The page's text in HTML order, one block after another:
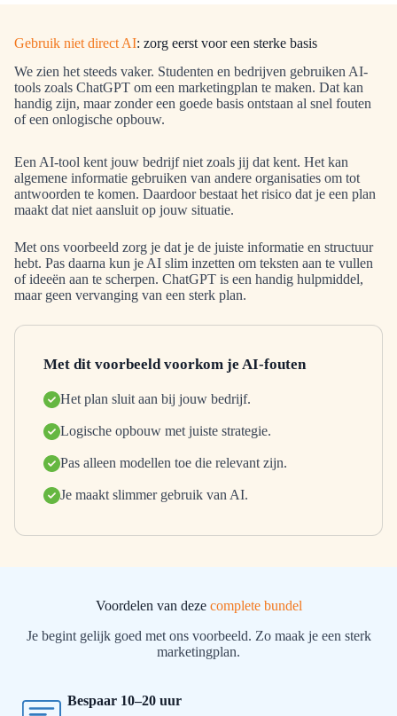
Gebruik niet direct AI: zorg eerst voor een sterke basis
We zien het steeds vaker. Studenten en bedrijven gebruiken AI-
tools zoals ChatGPT om een marketingplan te maken. Dat kan
handig zijn, maar zonder een goede basis ontstaan al snel fouten
of een onlogische opbouw.
Een AI-tool kent jouw bedrijf niet zoals jij dat kent. Het kan
algemene informatie gebruiken van andere organisaties om tot
antwoorden te komen. Daardoor bestaat het risico dat je een plan
maakt dat niet aansluit op jouw situatie.
Met ons voorbeeld zorg je dat je de juiste informatie en structuur
hebt. Pas daarna kun je AI slim inzetten om teksten aan te vullen
of ideeën aan te scherpen. ChatGPT is een handig hulpmiddel,
maar geen vervanging van een sterk plan.
Met dit voorbeeld voorkom je AI-fouten
Het plan sluit aan bij jouw bedrijf.
Logische opbouw met juiste strategie.
Pas alleen modellen toe die relevant zijn.
Je maakt slimmer gebruik van AI.
Voordelen van deze complete bundel
Je begint gelijk goed met ons voorbeeld. Zo maak je een sterk
marketingplan.
Bespaar 10–20 uur